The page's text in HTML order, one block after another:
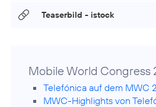
Teaserbild - istock
Mobile World Congress
Telefónica auf dem MWC
MWC-Highlights von